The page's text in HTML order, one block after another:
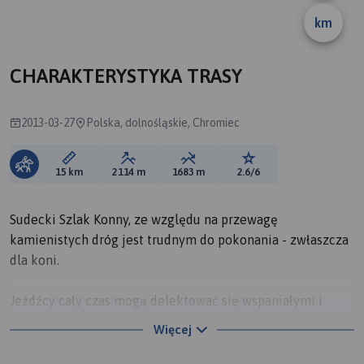
A
km
CHARAKTERYSTYKA TRASY
2013-03-27 Polska, dolnośląskie, Chromiec
Długość trasy:
15 km Suma przewyższeń:
2114 m Suma spadków:
1683 m Ocena trasy:
2.6/6
Sudecki Szlak Konny, ze względu na przewagę
kamienistych dróg jest trudnym do pokonania - zwłaszcza
dla koni.
Jeźdźcy cały czas mogą delektować się wspaniałymi i
zdaniem miłośników górskiej turystyki jeździeckiej jest to
Więcej